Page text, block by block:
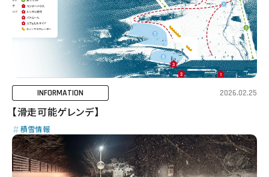
INFORMATION 2026.02.25
【滑走可能ゲレンデ】
積雪情報